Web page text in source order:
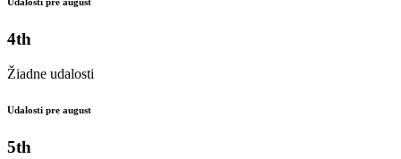
4th
Žiadne udalosti
Udalosti pre august
5th